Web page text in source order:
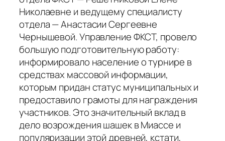
Николаевне и ведущему специалисту
отдела — Анастасии Сергеевне
Чернышевой. Управление ФКСТ, провело
большую подготовительную работу:
информировало население о турнире в
средствах массовой информации,
которым придан статус муниципальных и
предоставило грамоты для награждения
участников. Это значительный вклад в
дело возрождения шашек в Миассе и
популяризации этой древней, кстати,